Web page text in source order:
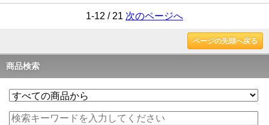
1-12 / 21 次のページへ
ページの先頭へ戻る
商品検索